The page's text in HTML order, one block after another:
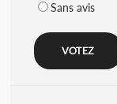
Sans avis